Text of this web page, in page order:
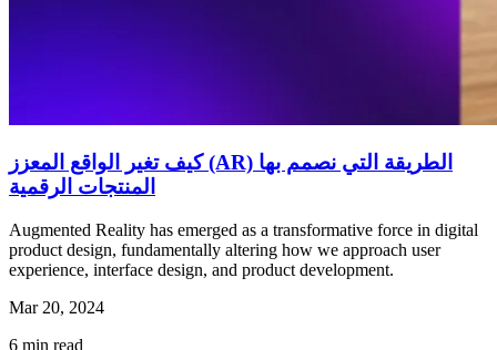
كيف تغير الواقع المعزز (AR) الطريقة التي نصمم بها
المنتجات الرقمية
Augmented Reality has emerged as a transformative force in digital
product design, fundamentally altering how we approach user
experience, interface design, and product development.
Mar 20, 2024
6 min read